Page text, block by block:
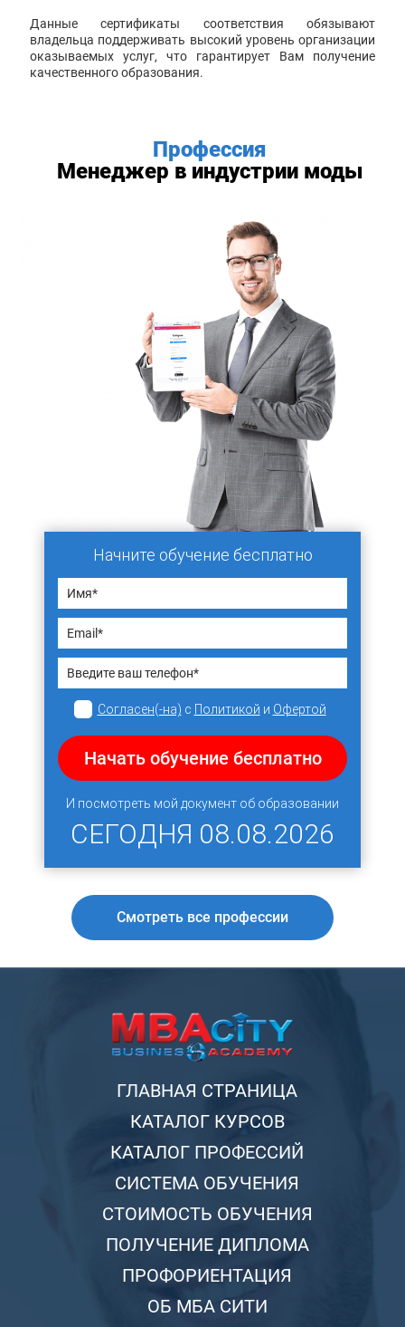
Данные сертификаты соответствия обязывают
владельца поддерживать высокий уровень организации
оказываемых услуг, что гарантирует Вам получение
качественного образования.
Профессия
Менеджер в индустрии моды
Начните обучение бесплатно
Согласен(-на) с Политикой и Офертой
Начать обучение бесплатно
И посмотреть мой документ об образовании
СЕГОДНЯ 08.08.2026
Смотреть все профессии
ГЛАВНАЯ СТРАНИЦА
КАТАЛОГ КУРСОВ
КАТАЛОГ ПРОФЕССИЙ
СИСТЕМА ОБУЧЕНИЯ
СТОИМОСТЬ ОБУЧЕНИЯ
ПОЛУЧЕНИЕ ДИПЛОМА
ПРОФОРИЕНТАЦИЯ
ОБ МБА СИТИ